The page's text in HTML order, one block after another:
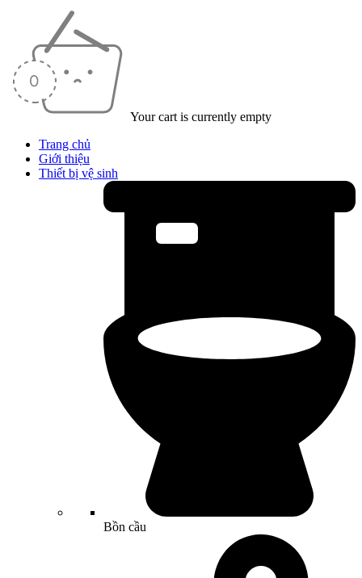
Your cart is currently empty
Trang chủ
Giới thiệu
Thiết bị vệ sinh
Bồn cầu